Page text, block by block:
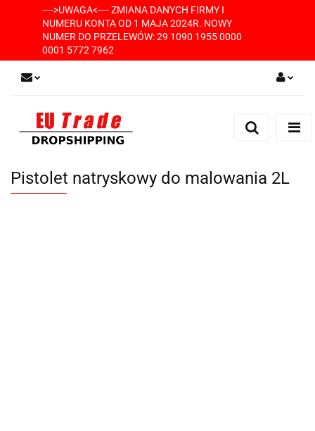
---->UWAGA<---- ZMIANA DANYCH FIRMY I
NUMERU KONTA OD 1 MAJA 2024R. NOWY
NUMER DO PRZELEWÓW: 29 1090 1955 0000
0001 5772 7962
Zarejestruj się
Pistolet natryskowy do malowania 2L